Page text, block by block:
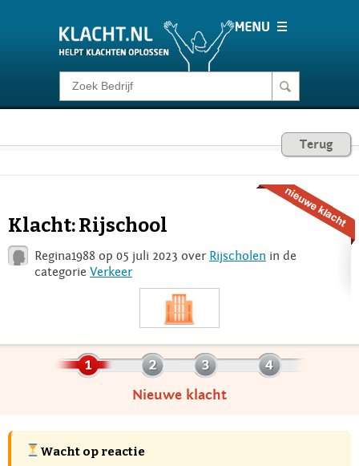
Klacht melden
Consumentenrecht Terug
Klacht: Rijschool
Regina1988 op 05 juli 2023 over Rijscholen in de
categorie Verkeer
Nieuwe klacht
Wacht op reactie